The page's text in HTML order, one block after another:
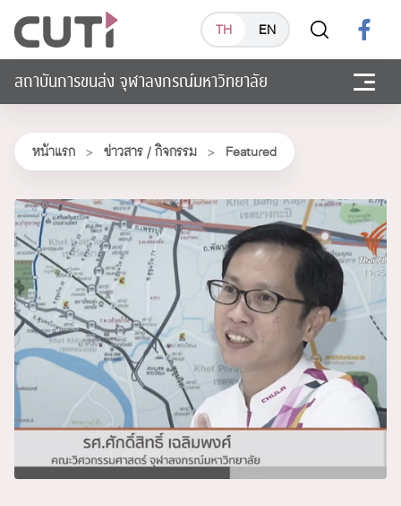
TH EN
สถาบันการขนส่ง จุฬาลงกรณ์มหาวิทยาลัย
หน้าแรก > ข่าวสาร / กิจกรรม > Featured